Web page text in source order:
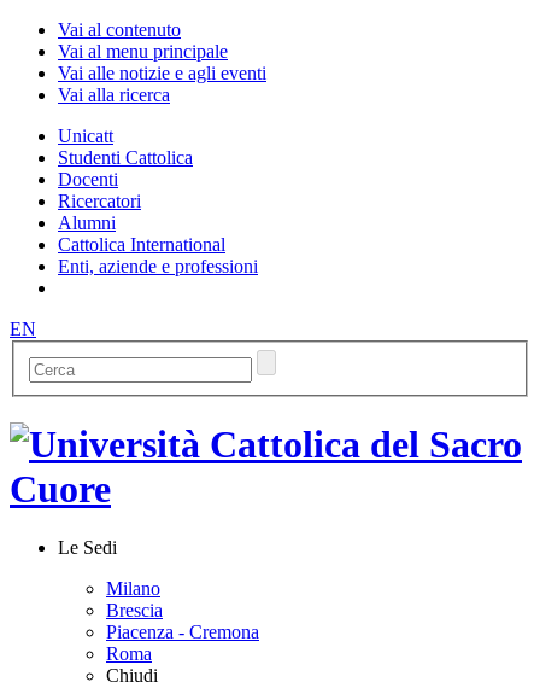
Vai al contenuto
Vai al menu principale
Vai alle notizie e agli eventi
Vai alla ricerca
Unicatt
Studenti Cattolica
Docenti
Ricercatori
Alumni
Cattolica International
Enti, aziende e professioni
EN
Le Sedi
Milano
Brescia
Piacenza - Cremona
Roma
Chiudi